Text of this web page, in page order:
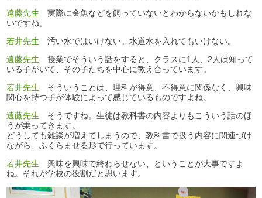
遠藤先生 実際に金魚などを飼っていないとわからないかもしれな
いですね。
若井先生 汚い水ではいけない。水道水を入れてもいけない。
遠藤先生 授業でそういう話をすると、クラスに1人、2人は知って
いる子がいて、その子たちを中心に教え合っています。
若井先生 そういうことは、理科が得意、不得意に関係なく、興味
関心を持つ子が体験によって感じているものですよね。
遠藤先生 そうですね。生徒は教科書の内容よりもこういう話のほ
うが乗ってきます。
どうしても雑談が増えてしまうので、教科書で扱う内容に関連づけ
ながら、ふくらませる形で行っています。
若井先生 興味を興味で終わらせない、ということが大事ですよ
ね。それが学校の役割だと思います。